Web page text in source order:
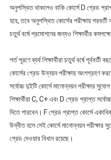
অনুপস্থিত থাকলেও বাকি কোর্সে D গ্রেড
হবে, তবে অনুপস্থিত কোর্সের পরীক্ষায়
চতুর্থ বর্ষে প্রমোশনের জন্যও শিক্ষার্থীর
শর্ত পূরণে ব্যর্থ শিক্ষার্থীরা চতুর্থ বর্ষে
কোর্সের গ্রেড উন্নয়ন পরীক্ষায় অংশগ্রহণ
সর্বোচ্চ দুইটি কোর্সে মানোন্নয়ন পরীক্ষার
শিক্ষার্থীরা C, C+ এবং D গ্রেড প্রাপ্ত
দিতে পারবেন। F গ্রেড প্রাপ্ত কোর্সে
উন্নীত হলে সেই কোর্সে মানোন্নয়ন পরীক্ষার
গ্রেড দেওয়ার বিধান রয়েছে।